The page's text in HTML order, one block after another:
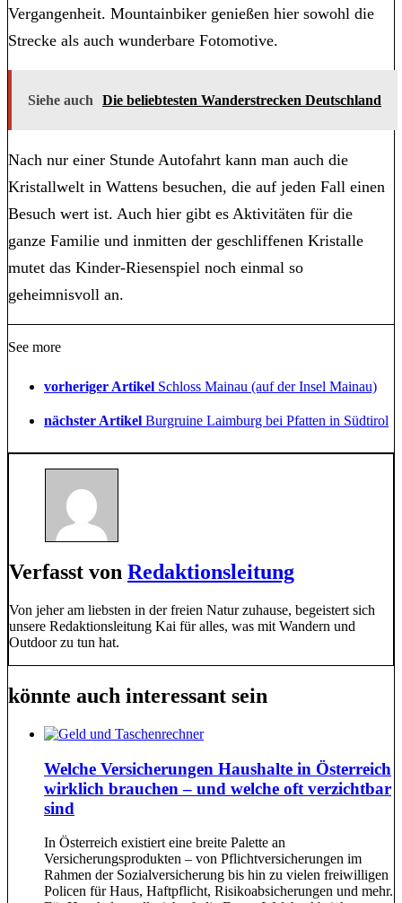
Vergangenheit. Mountainbiker genießen hier sowohl die
Strecke als auch wunderbare Fotomotive.
Siehe auch Die beliebtesten Wanderstrecken Deutschland
Nach nur einer Stunde Autofahrt kann man auch die
Kristallwelt in Wattens besuchen, die auf jeden Fall einen
Besuch wert ist. Auch hier gibt es Aktivitäten für die
ganze Familie und inmitten der geschliffenen Kristalle
mutet das Kinder-Riesenspiel noch einmal so
geheimnisvoll an.
See more
vorheriger Artikel Schloss Mainau (auf der Insel Mainau)
nächster Artikel Burgruine Laimburg bei Pfatten in Südtirol
Verfasst von Redaktionsleitung
Von jeher am liebsten in der freien Natur zuhause, begeistert sich
unsere Redaktionsleitung Kai für alles, was mit Wandern und
Outdoor zu tun hat.
könnte auch interessant sein
Welche Versicherungen Haushalte in Österreich
wirklich brauchen – und welche oft verzichtbar
sind
In Österreich existiert eine breite Palette an
Versicherungsprodukten – von Pflichtversicherungen im
Rahmen der Sozialversicherung bis hin zu vielen freiwilligen
Policen für Haus, Haftpflicht, Risikoabsicherungen und mehr.